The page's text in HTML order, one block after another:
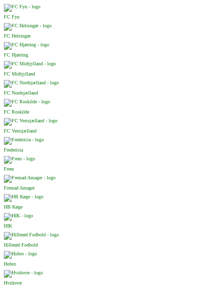
FC Fyn
FC Helsingør
FC Hjørring
FC Midtjylland
FC Nordsjælland
FC Roskilde
FC Vestsjælland
Fredericia
Frem
Fremad Amager
HB Køge
HIK
Hillerød Fodbold
Hobro
Hvidovre